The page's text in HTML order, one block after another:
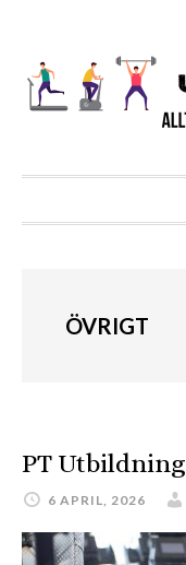
huvudnavigering
huvudinnehåll
sidfot
ÖVRIGT
PT Utbildning
6 APRIL, 2026